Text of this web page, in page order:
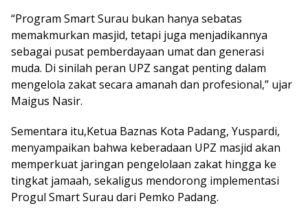
“Program Smart Surau bukan hanya sebatas
memakmurkan masjid, tetapi juga menjadikannya
sebagai pusat pemberdayaan umat dan generasi
muda. Di sinilah peran UPZ sangat penting dalam
mengelola zakat secara amanah dan profesional,” ujar
Maigus Nasir.
Sementara itu,Ketua Baznas Kota Padang, Yuspardi,
menyampaikan bahwa keberadaan UPZ masjid akan
memperkuat jaringan pengelolaan zakat hingga ke
tingkat jamaah, sekaligus mendorong implementasi
Progul Smart Surau dari Pemko Padang.